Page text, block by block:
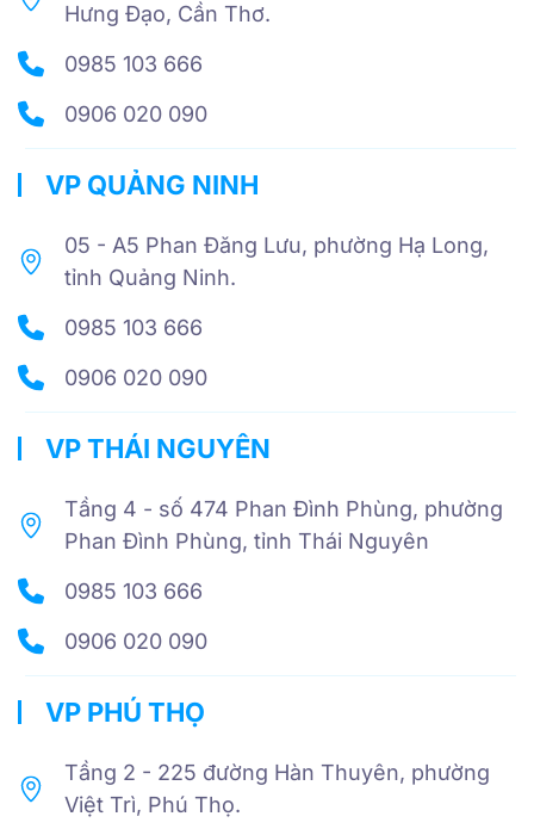
Hưng Đạo, Cần Thơ.
0985 103 666
0906 020 090
VP QUẢNG NINH
05 - A5 Phan Đăng Lưu, phường Hạ Long,
tỉnh Quảng Ninh.
0985 103 666
0906 020 090
VP THÁI NGUYÊN
Tầng 4 - số 474 Phan Đình Phùng, phường
Phan Đình Phùng, tỉnh Thái Nguyên
0985 103 666
0906 020 090
VP PHÚ THỌ
Tầng 2 - 225 đường Hàn Thuyên, phường
Việt Trì, Phú Thọ.